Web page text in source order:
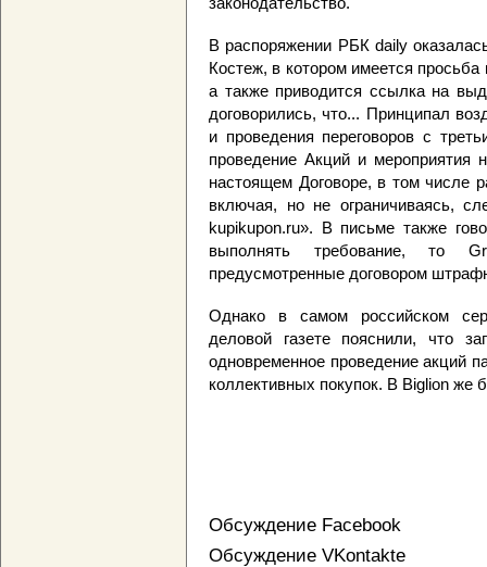
В распоряжении РБК daily
Костеж, в котором имеется просьба
а также приводится ссылка на
договорились, что... Принципал
и проведения переговоров с
проведение Акций и мероприятия
настоящем Договоре, в том числе
включая, но не ограничиваясь,
kupikupon.ru». В письме также
выполнять требование, то
предусмотренные договором
Однако в самом российском
деловой газете пояснили, что
одновременное проведение акций
коллективных покупок. В Biglion же
Обсуждение Facebook
Обсуждение VKontakte